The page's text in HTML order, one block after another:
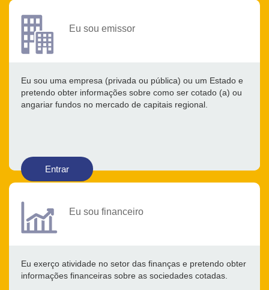
Eu sou emissor
Eu sou uma empresa (privada ou pública) ou um Estado e
pretendo obter informações sobre como ser cotado (a) ou
angariar fundos no mercado de capitais regional.
Entrar
Eu sou financeiro
Eu exerço atividade no setor das finanças e pretendo obter
informações financeiras sobre as sociedades cotadas.